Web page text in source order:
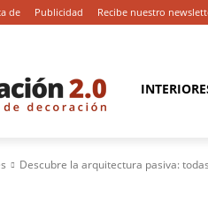
de Publicidad Recibe nuestro
Descubre la arquitectura pasiva: